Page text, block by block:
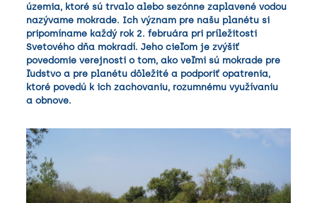
územia, ktoré sú trvalo alebo sezónne zaplavené vodou
nazývame mokrade. Ich význam pre našu planétu si
pripomíname každý rok 2. februára pri príležitosti
Svetového dňa mokradí. Jeho cieľom je zvýšiť
povedomie verejnosti o tom, ako veľmi sú mokrade pre
ľudstvo a pre planétu dôležité a podporiť opatrenia,
ktoré povedú k ich zachovaniu, rozumnému využívaniu
a obnove.